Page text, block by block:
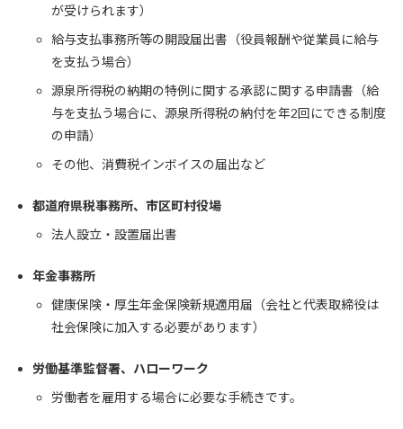
が受けられます）
給与支払事務所等の開設届出書（役員報酬や従業員に給与
を支払う場合）
源泉所得税の納期の特例に関する承認に関する申請書（給
与を支払う場合に、源泉所得税の納付を年2回にできる制度
の申請）
その他、消費税インボイスの届出など
都道府県税事務所、市区町村役場
法人設立・設置届出書
年金事務所
健康保険・厚生年金保険新規適用届（会社と代表取締役は
社会保険に加入する必要があります）
労働基準監督署、ハローワーク
労働者を雇用する場合に必要な手続きです。